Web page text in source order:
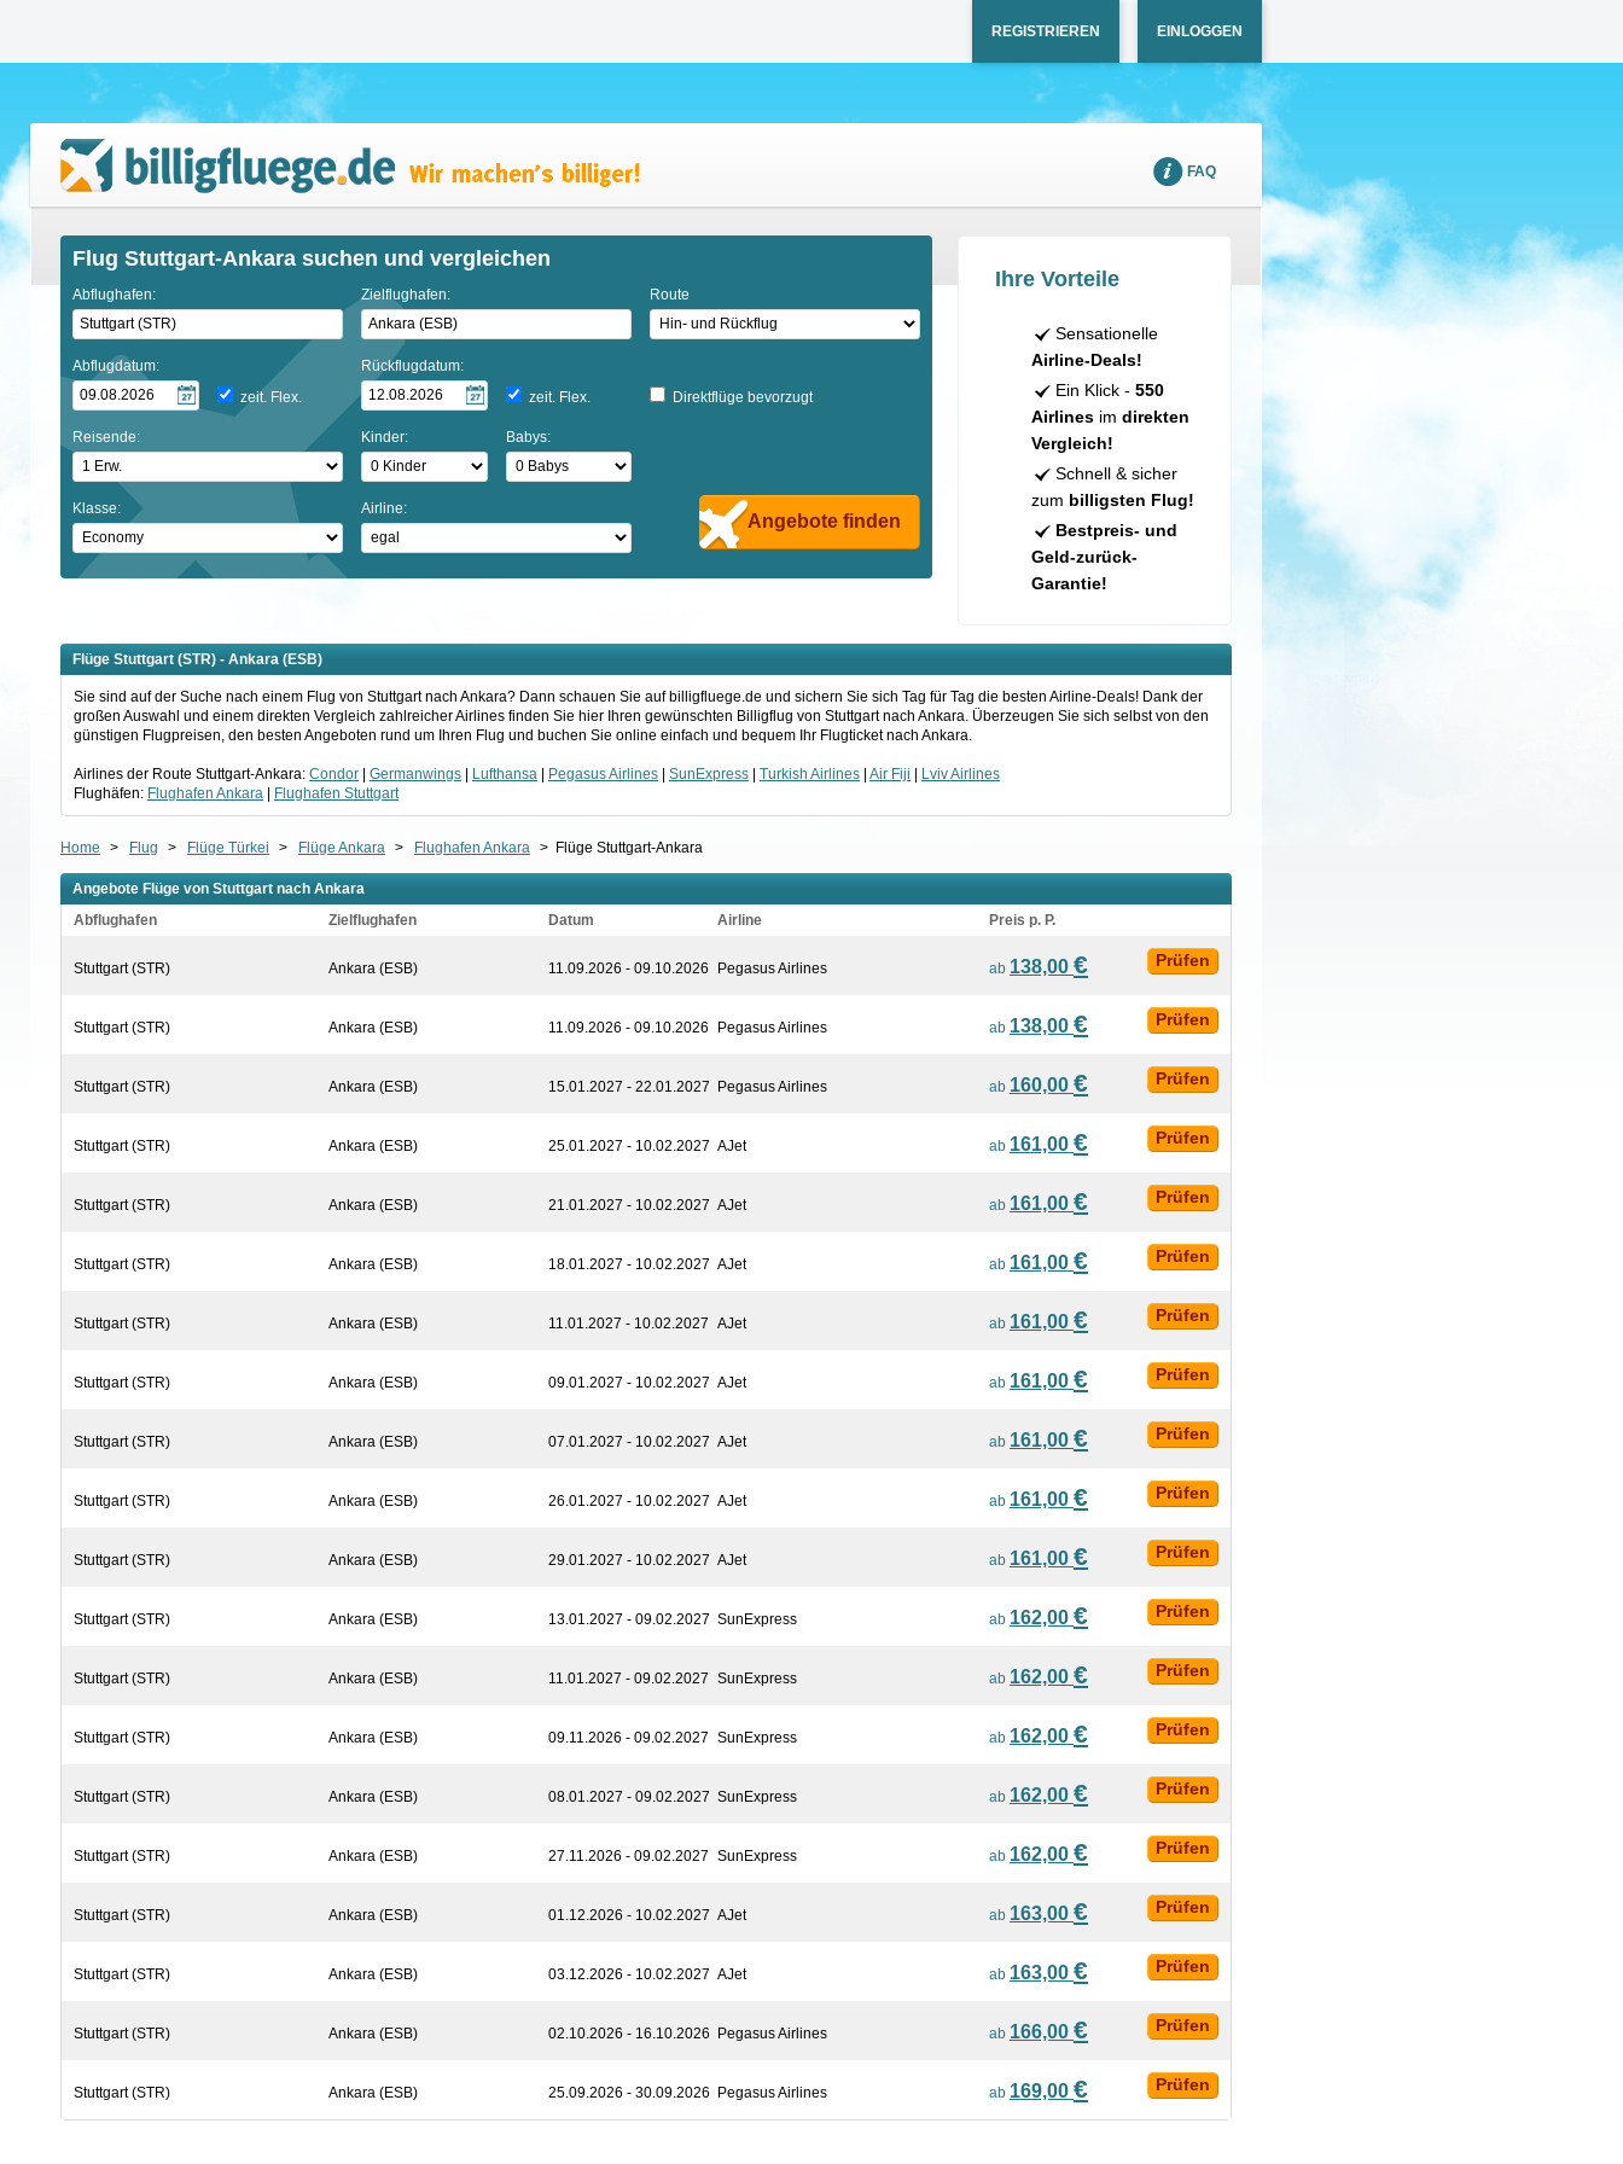
REGISTRIEREN EINLOGGEN
FAQ
Flug Stuttgart-Ankara suchen und vergleichen
Abflughafen: Zielflughafen: Route
Abflugdatum:
zeit. Flex.
Rückflugdatum:
zeit. Flex.
Direktflüge bevorzugt
Reisende: Kinder: Babys:
Klasse: Airline:
Angebote finden
Ihre Vorteile
Sensationelle
Airline-Deals!
Ein Klick - 550
Airlinesim direkten
Vergleich!
Schnell & sicher
zum billigsten Flug!
Bestpreis- und
Geld-zurück-
Garantie!
Flüge Stuttgart (STR) - Ankara (ESB)
Sie sind auf der Suche nach einem Flug von Stuttgart nach Ankara? Dann schauen Sie auf billigfluege.de und sichern Sie sich Tag für Tag die besten Airline-Deals! Dank der
großen Auswahl und einem direkten Vergleich zahlreicher Airlines finden Sie hier Ihren gewünschten Billigflug von Stuttgart nach Ankara. Überzeugen Sie sich selbst von den
günstigen Flugpreisen, den besten Angeboten rund um Ihren Flug und buchen Sie online einfach und bequem Ihr Flugticket nach Ankara.
Airlines der Route Stuttgart-Ankara: Condor| Germanwings| Lufthansa| Pegasus Airlines| SunExpress| Turkish Airlines| Air Fiji
Lviv Airlines
Flughäfen: Flughafen Ankara| Flughafen Stuttgart
Home > Flug > Flüge Türkei > Flüge Ankara > Flughafen Ankara > Flüge Stuttgart-Ankara
Angebote Flüge von Stuttgart nach Ankara
Abflughafen
Zielflughafen Datum Airline Preis p. P.
Stuttgart (STR) Ankara (ESB) 11.09.2026 - 09.10.2026 Pegasus Airlines ab 138,00 € Prüfen
Stuttgart (STR) Ankara (ESB) 11.09.2026 - 09.10.2026 Pegasus Airlines ab 138,00 € Prüfen
Stuttgart (STR) Ankara (ESB) 15.01.2027 - 22.01.2027 Pegasus Airlines ab 160,00 € Prüfen
Stuttgart (STR) Ankara (ESB) 25.01.2027 - 10.02.2027 AJet ab 161,00 € Prüfen
Stuttgart (STR) Ankara (ESB) 21.01.2027 - 10.02.2027 AJet ab 161,00 € Prüfen
Stuttgart (STR) Ankara (ESB) 18.01.2027 - 10.02.2027 AJet ab 161,00 € Prüfen
Stuttgart (STR) Ankara (ESB) 11.01.2027 - 10.02.2027 AJet ab 161,00 € Prüfen
Stuttgart (STR) Ankara (ESB) 09.01.2027 - 10.02.2027 AJet ab 161,00 € Prüfen
Stuttgart (STR) Ankara (ESB) 07.01.2027 - 10.02.2027 AJet ab 161,00 € Prüfen
Stuttgart (STR) Ankara (ESB) 26.01.2027 - 10.02.2027 AJet ab 161,00 € Prüfen
Stuttgart (STR) Ankara (ESB) 29.01.2027 - 10.02.2027 AJet ab 161,00 € Prüfen
Stuttgart (STR) Ankara (ESB) 13.01.2027 - 09.02.2027 SunExpress ab 162,00 € Prüfen
Stuttgart (STR) Ankara (ESB) 11.01.2027 - 09.02.2027 SunExpress ab 162,00 € Prüfen
Stuttgart (STR) Ankara (ESB) 09.11.2026 - 09.02.2027 SunExpress ab 162,00 € Prüfen
Stuttgart (STR) Ankara (ESB) 08.01.2027 - 09.02.2027 SunExpress ab 162,00 € Prüfen
Stuttgart (STR) Ankara (ESB) 27.11.2026 - 09.02.2027 SunExpress ab 162,00 € Prüfen
Stuttgart (STR) Ankara (ESB) 01.12.2026 - 10.02.2027 AJet ab 163,00 € Prüfen
Stuttgart (STR) Ankara (ESB) 03.12.2026 - 10.02.2027 AJet ab 163,00 € Prüfen
Stuttgart (STR) Ankara (ESB) 02.10.2026 - 16.10.2026 Pegasus Airlines ab 166,00 € Prüfen
Stuttgart (STR) Ankara (ESB) 25.09.2026 - 30.09.2026 Pegasus Airlines ab 169,00 € Prüfen